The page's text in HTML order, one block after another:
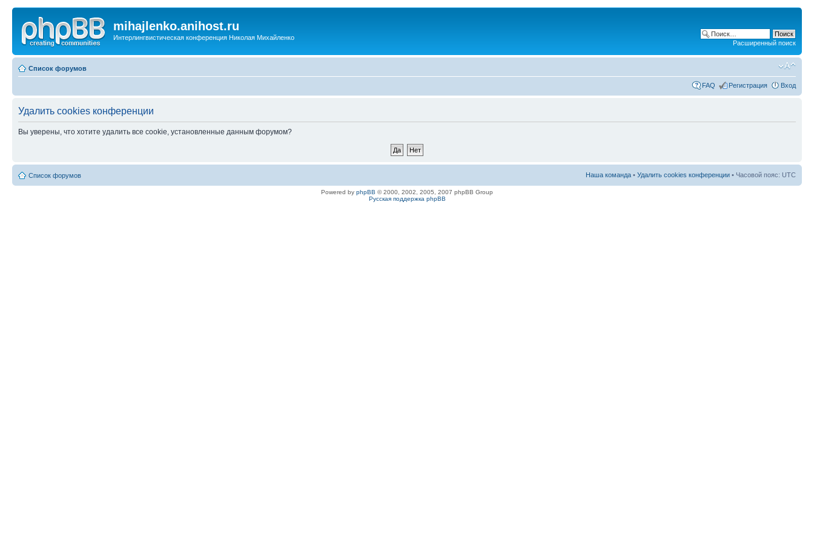
mihajlenko.anihost.ru
Интерлингвистическая конференция Николая Михайленко
Расширенный поиск
Список форумов
FAQ Регистрация Вход
Удалить cookies конференции
Вы уверены, что хотите удалить все cookie, установленные данным форумом?
Список форумов Наша команда • Удалить cookies конференции • Часовой пояс: UTC
Powered by phpBB © 2000, 2002, 2005, 2007 phpBB Group
Русская поддержка phpBB